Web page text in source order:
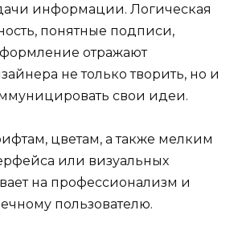
информации. Логическая
понятные подписи,
отражают
не только творить, но и
свои идеи.
цветам, а также мелким
или визуальных
на профессионализм и
пользователю.